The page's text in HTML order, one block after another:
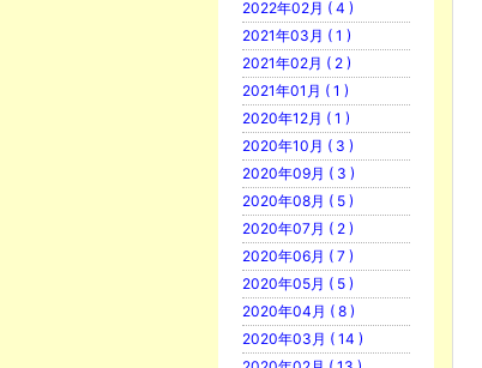
2022年02月 ( 4 )
2021年03月 ( 1 )
2021年02月 ( 2 )
2021年01月 ( 1 )
2020年12月 ( 1 )
2020年10月 ( 3 )
2020年09月 ( 3 )
2020年08月 ( 5 )
2020年07月 ( 2 )
2020年06月 ( 7 )
2020年05月 ( 5 )
2020年04月 ( 8 )
2020年03月 ( 14 )